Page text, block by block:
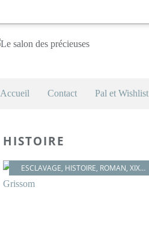
Accueil Contact Pal et Wishlist
HISTOIRE
ESCLAVAGE, HISTOIRE, ROMAN, XIXÈME SIÈCLE